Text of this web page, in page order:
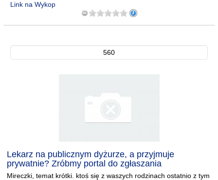
Link na Wykop
560
Lekarz na publicznym dyżurze, a przyjmuje
prywatnie? Zróbmy portal do zgłaszania
Mireczki, temat krótki. ktoś się z waszych rodzinach ostatnio z tym